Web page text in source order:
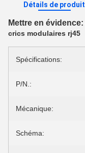
Détails de produit
Mettre en évidence:
crics modulaires rj45
Spécifications:
P/N.:
Mécanique:
Schéma: